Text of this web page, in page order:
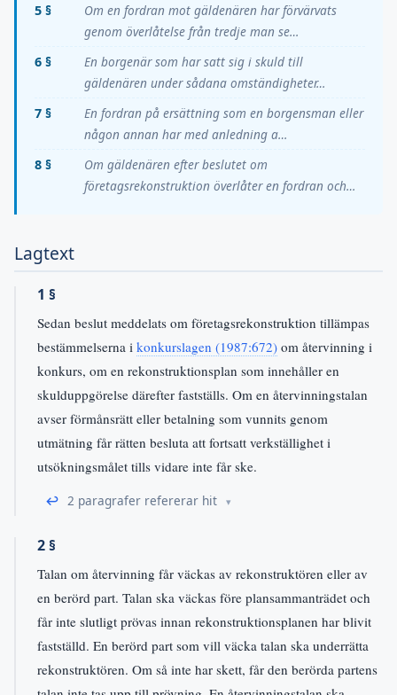
5 §
Om en fordran mot gäldenären har förvärvats
genom överlåtelse från tredje man se…
6 §
En borgenär som har satt sig i skuld till
gäldenären under sådana omständigheter…
7 §
En fordran på ersättning som en borgensman eller
någon annan har med anledning a…
8 §
Om gäldenären efter beslutet om
företagsrekonstruktion överlåter en fordran och…
Lagtext
1 §
Sedan beslut meddelats om företagsrekonstruktion tillämpas
bestämmelserna i konkurslagen (1987:672) om återvinning i
konkurs, om en rekonstruktionsplan som innehåller en
skulduppgörelse därefter fastställs. Om en återvinningstalan
avser förmånsrätt eller betalning som vunnits genom
utmätning får rätten besluta att fortsatt verkställighet i
utsökningsmålet tills vidare inte får ske.
↩ 2 paragrafer refererar hit
2 §
Talan om återvinning får väckas av rekonstruktören eller av
en berörd part. Talan ska väckas före plansammanträdet och
får inte slutligt prövas innan rekonstruktionsplanen har blivit
fastställd. En berörd part som vill väcka talan ska underrätta
rekonstruktören. Om så inte har skett, får den berörda partens